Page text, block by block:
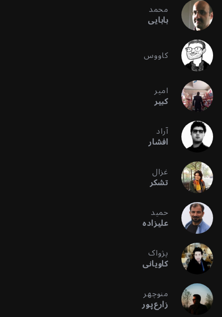
محمد
بابایی
کاووس
امیر
کبیر
آراد
افشار
غزال
تشکر
حمید
علیزاده
پژواک
کاویانی
منوچهر
زارع‌پور